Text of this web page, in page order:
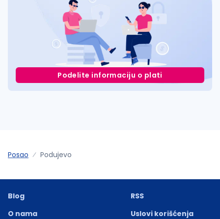
Podelite informaciju o plati
Posao Podujevo
Blog
O nama
RSS
Uslovi korišćenja